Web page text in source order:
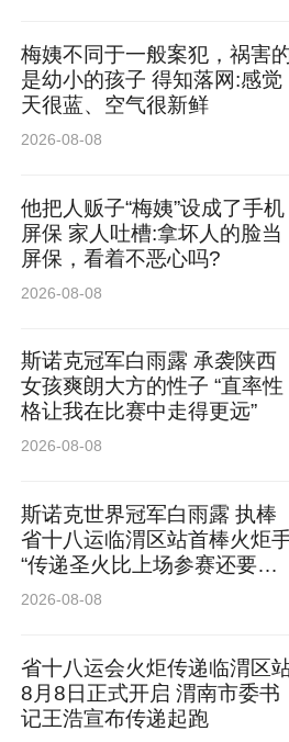
下一步，肾病专科将以入选
机，深化学术研究与临床实
诊疗共识，优化中西医结合
续做强做优专科特色优势，
合作，推动专科建设提质增
提供更优质、更规范的中医
药传承创新高质量发展贡献
来源：陕中附院
梅姨不同于一般案犯，祸害
是幼小的孩子 得知落网:感觉
天很蓝、空气很新鲜
2026-08-08
他把人贩子“梅姨”设成了手机
屏保 家人吐槽:拿坏人的脸当
屏保，看着不恶心吗?
2026-08-08
斯诺克冠军白雨露 承袭陕西
女孩爽朗大方的性子 “直率性
格让我在比赛中走得更远”
2026-08-08
斯诺克世界冠军白雨露 执棒
省十八运临渭区站首棒火炬
“传递圣火比上场参赛还要紧
张”
2026-08-08
省十八运会火炬传递临渭区
8月8日正式开启 渭南市委书
记王浩宣布传递起跑